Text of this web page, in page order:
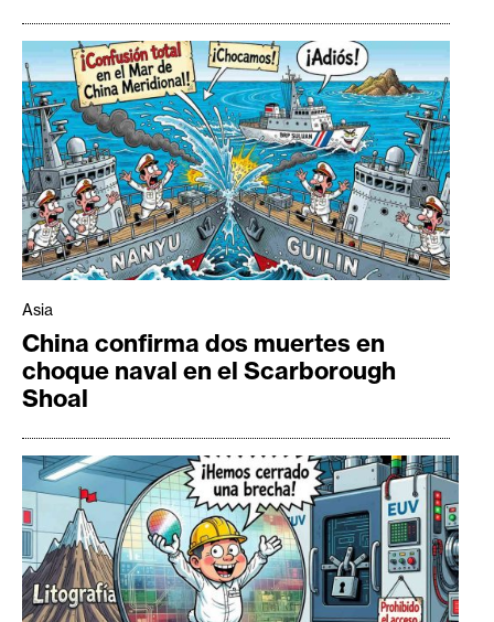
Asia
China confirma dos muertes en
choque naval en el Scarborough
Shoal